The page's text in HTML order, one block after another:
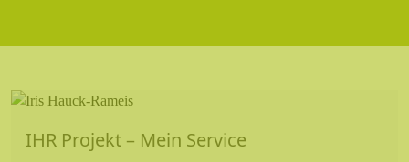
IHR Projekt – Mein Service